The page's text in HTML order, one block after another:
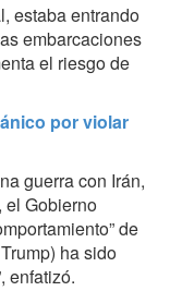
estaba entrando
embarcaciones
el riesgo de
por violar
guerra con Irán,
el Gobierno
de
ha sido
enfatizó.